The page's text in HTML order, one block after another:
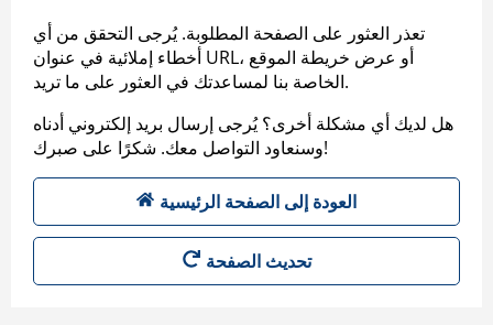
تعذر العثور على الصفحة المطلوبة. يُرجى التحقق من أي
أخطاء إملائية في عنوان URL، أو عرض خريطة الموقع
الخاصة بنا لمساعدتك في العثور على ما تريد.
هل لديك أي مشكلة أخرى؟ يُرجى إرسال بريد إلكتروني أدناه
وسنعاود التواصل معك. شكرًا على صبرك!
العودة إلى الصفحة الرئيسية
تحديث الصفحة